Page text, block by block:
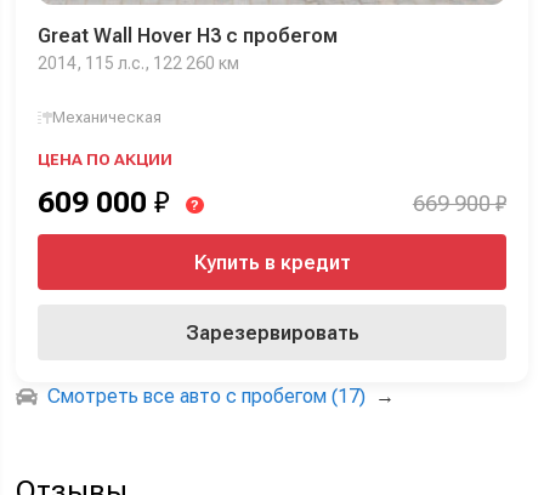
Great Wall Hover H3 с пробегом
2014, 115 л.с., 122 260 км
Механическая
ЦЕНА ПО АКЦИИ
609 000 ₽ ? 669 900 ₽
Купить в кредит
Зарезервировать
Смотреть все авто с пробегом (17) →